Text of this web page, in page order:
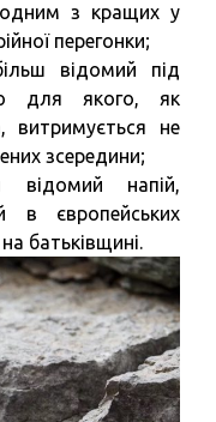
одним з кращих у
перегонки;
відомий під
для якого, як
витримується не
зсередини;
відомий напій,
в європейських
батьківщині.